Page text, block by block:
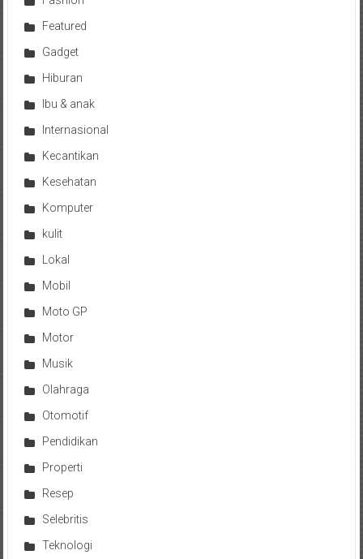
Featured
Gadget
Hiburan
Ibu & anak
Internasional
Kecantikan
Kesehatan
Komputer
kulit
Lokal
Mobil
Moto GP
Motor
Musik
Olahraga
Otomotif
Pendidikan
Properti
Resep
Selebritis
Teknologi